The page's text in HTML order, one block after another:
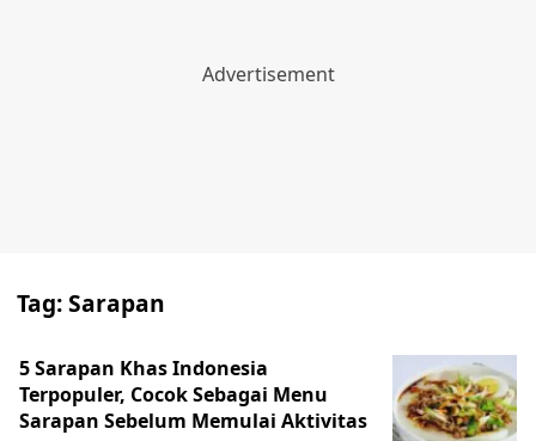
Tag:Sarapan
5 Sarapan Khas Indonesia
Terpopuler, Cocok Sebagai Menu
Sarapan Sebelum Memulai Aktivitas